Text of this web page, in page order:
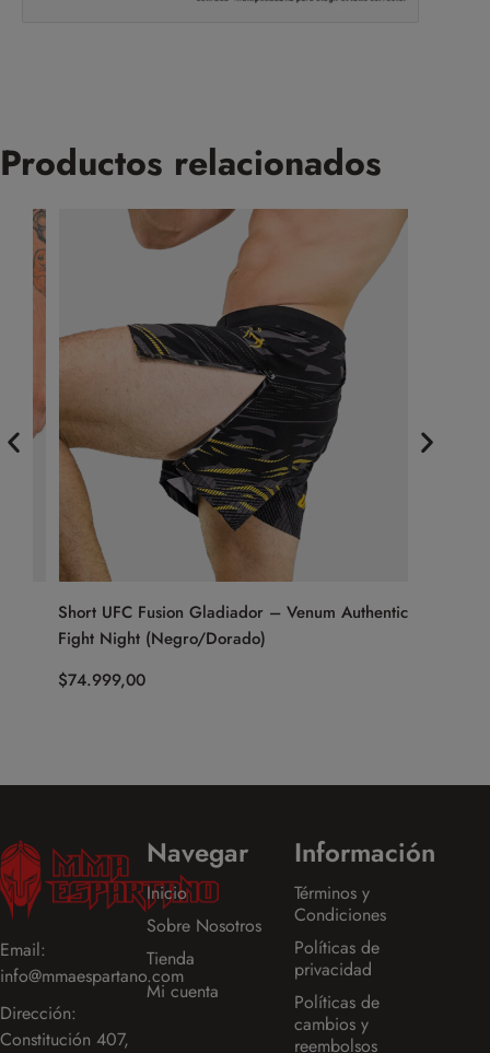
Productos relacionados
Short UFC Fusion Gladiador – Venum Authentic
Fight Night (Negro/Dorado)
74.999,00
Email:
info@mmaespartano.com
Dirección:
Constitución 407,
Navegar
Inicio
Sobre Nosotros
Tienda
Mi cuenta
Información
Términos y
Condiciones
Políticas de
privacidad
Políticas de
cambios y
reembolsos